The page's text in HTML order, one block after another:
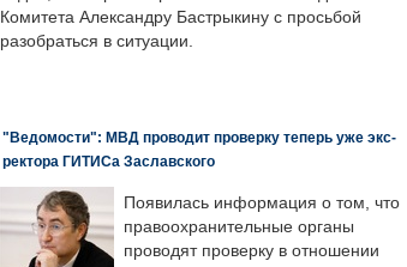
Комитета Александру Бастрыкину с просьбой
разобраться в ситуации.
"Ведомости": МВД проводит проверку теперь уже экс-
ректора ГИТИСа Заславского
Появилась информация о том, что
правоохранительные органы
проводят проверку в отношении